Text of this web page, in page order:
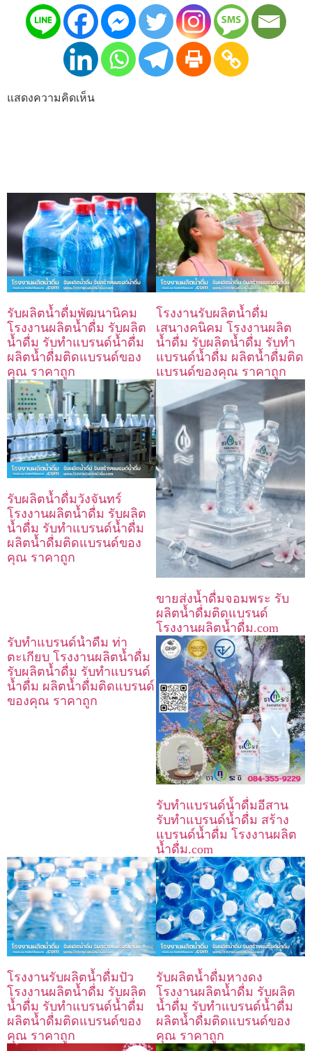
แสดงความคิดเห็น
รับผลิตน้ำดื่มพัฒนานิคม
โรงงานผลิตน้ำดื่ม รับผลิต
น้ำดื่ม รับทำแบรนด์น้ำดื่ม
ผลิตน้ำดื่มติดแบรนด์ของ
คุณ ราคาถูก
โรงงานรับผลิตน้ำดื่ม
เสนางคนิคม โรงงานผลิต
น้ำดื่ม รับผลิตน้ำดื่ม รับทำ
แบรนด์น้ำดื่ม ผลิตน้ำดื่มติด
แบรนด์ของคุณ ราคาถูก
รับผลิตน้ำดื่มวังจันทร์
โรงงานผลิตน้ำดื่ม รับผลิต
น้ำดื่ม รับทำแบรนด์น้ำดื่ม
ผลิตน้ำดื่มติดแบรนด์ของ
คุณ ราคาถูก
ขายส่งน้ำดื่มจอมพระ รับ
ผลิตน้ำดื่มติดแบรนด์
โรงงานผลิตน้ำดื่ม.com
รับทำแบรนด์น้ำดื่ม ท่า
ตะเกียบ โรงงานผลิตน้ำดื่ม
รับผลิตน้ำดื่ม รับทำแบรนด์
น้ำดื่ม ผลิตน้ำดื่มติดแบรนด์
ของคุณ ราคาถูก
รับทำแบรนด์น้ำดื่มอีสาน
รับทำแบรนด์น้ำดื่ม สร้าง
แบรนด์น้ำดื่ม โรงงานผลิต
น้ำดื่ม.com
โรงงานรับผลิตน้ำดื่มปัว
โรงงานผลิตน้ำดื่ม รับผลิต
น้ำดื่ม รับทำแบรนด์น้ำดื่ม
ผลิตน้ำดื่มติดแบรนด์ของ
คุณ ราคาถูก
รับผลิตน้ำดื่มหางดง
โรงงานผลิตน้ำดื่ม รับผลิต
น้ำดื่ม รับทำแบรนด์น้ำดื่ม
ผลิตน้ำดื่มติดแบรนด์ของ
คุณ ราคาถูก